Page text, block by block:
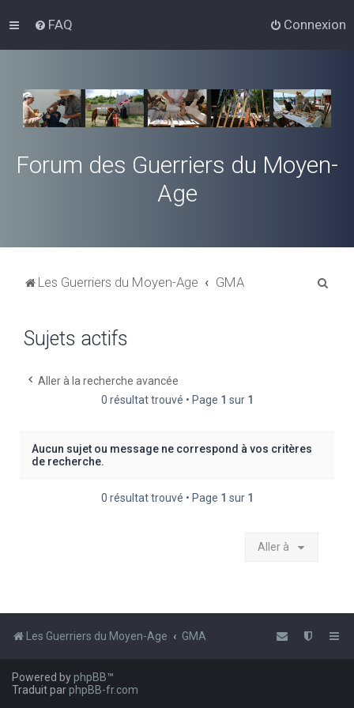
FAQ Connexion
Forum des Guerriers du Moyen-
Age
Les Guerriers du Moyen-Age GMA
Sujets actifs
Aller à la recherche avancée
0 résultat trouvé • Page 1 sur 1
Aucun sujet ou message ne correspond à vos critères
de recherche.
0 résultat trouvé • Page 1 sur 1
Aller à
Les Guerriers du Moyen-Age GMA
Powered byphpBB™
Traduit parphpBB-fr.com